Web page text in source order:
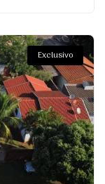
Exclusivo